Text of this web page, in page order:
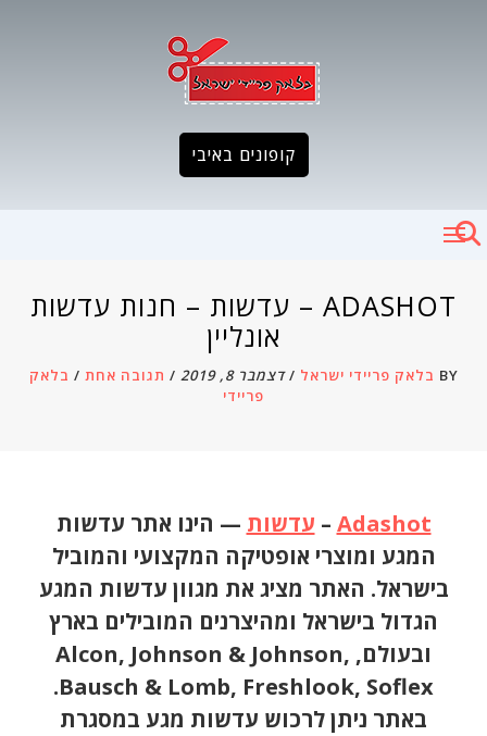
קופונים באיבי
ADASHOT – עדשות – חנות עדשות
אונליין
BY בלאק פריידי ישראל /דצמבר 8, 2019 / תגובה אחת / בלאק
פריידי
Adashot
– עדשות — הינו אתר עדשות
המגע ומוצרי אופטיקה המקצועי והמוביל
בישראל. האתר מציג את מגוון עדשות המגע
הגדול בישראל ומהיצרנים המובילים בארץ
ובעולם, Alcon, Johnson & Johnson,
Bausch & Lomb, Freshlook, Soflex.
באתר ניתן לרכוש עדשות מגע במסגרת